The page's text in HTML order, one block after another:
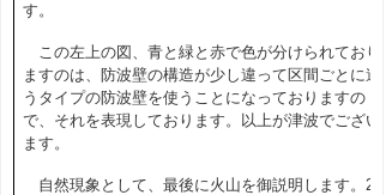
す。
この左上の図、青と緑と赤で色が分けられており
ますのは、防波壁の構造が少し違って区間ごとに違
うタイプの防波壁を使うことになっておりますの
で、それを表現しております。以上が津波でござい
ます。
自然現象として、最後に火山を御説明します。 25